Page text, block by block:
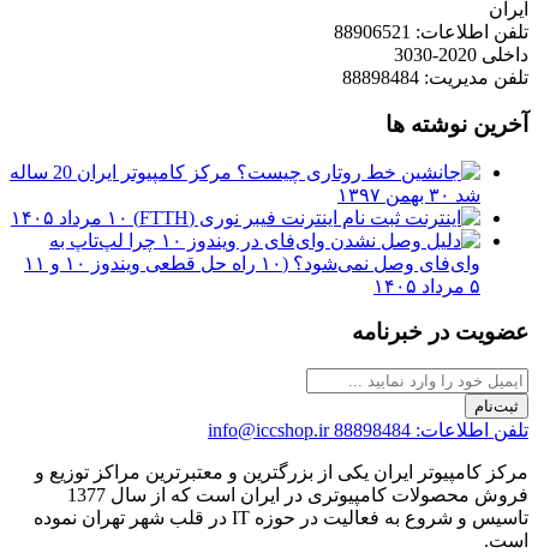
ایران
تلفن اطلاعات: 88906521
داخلی 2020-3030
تلفن مدیریت: 88898484
آخرین نوشته ها
مرکز کامپیوتر ایران 20 ساله
شد ۳۰ بهمن ۱۳۹۷
ثبت نام اینترنت فیبر نوری (FTTH)
۱۰ مرداد ۱۴۰۵
چرا لپ‌تاپ به
وای‌فای وصل نمی‌شود؟ (۱۰ راه حل قطعی ویندوز ۱۰ و ۱۱
۵ مرداد ۱۴۰۵
عضویت در خبرنامه
ثبت‌نام
تلفن اطلاعات: 88898484 info@iccshop.ir
مرکز کامپیوتر ایران یکی از بزرگترین و معتبرترین مراکز توزیع و
فروش محصولات کامپیوتری در ایران است که از سال 1377
تاسیس و شروع به فعالیت در حوزه IT در قلب شهر تهران نموده
است.